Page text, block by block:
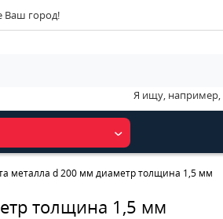
Ваш город!
Я ищу, например,
металла d 200 мм диаметр толщина 1,5 мм
толщина 1,5 мм